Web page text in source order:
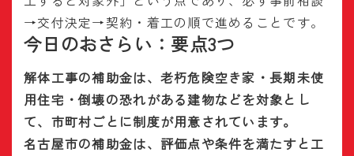
→交付決定→契約・着工の順で進めることです。
今日のおさらい：要点3つ
解体工事の補助金は、老朽危険空き家・長期未使
用住宅・倒壊の恐れがある建物などを対象とし
て、市町村ごとに制度が用意されています。
名古屋市の補助金は、評価点や条件を満たすと工